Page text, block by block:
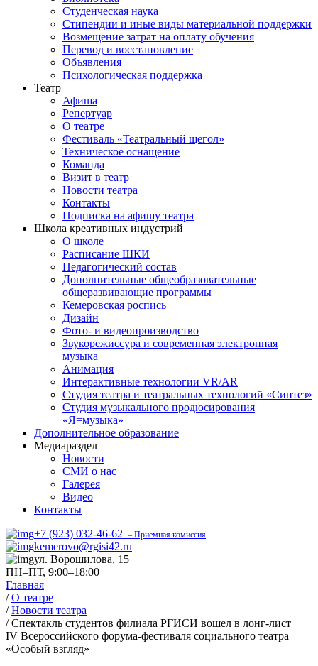
Студенческая наука
Стипендии и иные виды материальной поддержки
Возмещение затрат на оплату обучения
Перевод и восстановление
Объявления
Психологическая поддержка
Театр
Афиша
Репертуар
О театре
Фестиваль «Театральный щегол»
Техническое оснащение
Команда
Визит в театр
Новости театра
Контакты
Подписка на афишу театра
Школа креативных индустрий
О школе
Расписание ШКИ
Педагогический состав
Дополнительные общеобразовательные
общеразвивающие программы
Кемеровская роспись
Дизайн
Фото- и видеопроизводство
Звукорежиссура и современная электронная
музыка
Анимация
Интерактивные технологии VR/AR
Студия театра и театральных технологий «Синтез»
Студия музыкального продюсирования
«Я=музыка»
Дополнительное образование
Медиараздел
Новости
СМИ о нас
Галерея
Видео
Контакты
+7 (923) 032-46-62 – Приемная комиссия
kemerovo@rgisi42.ru
ул. Ворошилова, 15
ПН–ПТ, 9:00–18:00
Главная
/ О театре
/ Новости театра
/ Спектакль студентов филиала РГИСИ вошел в лонг-лист
IV Всероссийского форума-фестиваля социального театра
«Особый взгляд»